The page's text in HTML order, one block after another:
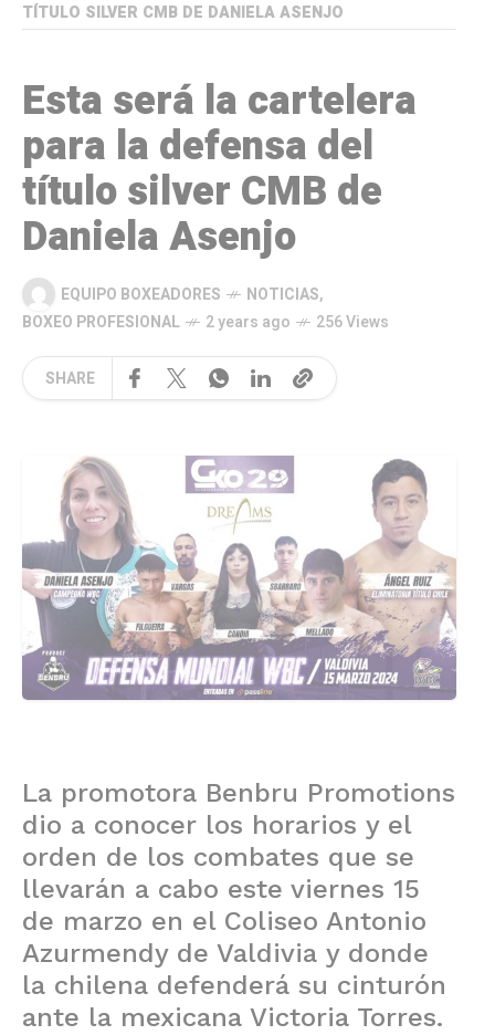
TÍTULO SILVER CMB DE DANIELA ASENJO
Esta será la cartelera
para la defensa del
título silver CMB de
Daniela Asenjo
EQUIPO BOXEADORES NOTICIAS,
BOXEO PROFESIONAL
2 years ago 256 Views
SHARE
La promotora Benbru Promotions
dio a conocer los horarios y el
orden de los combates que se
llevarán a cabo este viernes 15
de marzo en el Coliseo Antonio
Azurmendy de Valdivia y donde
la chilena defenderá su cinturón
ante la mexicana Victoria Torres.